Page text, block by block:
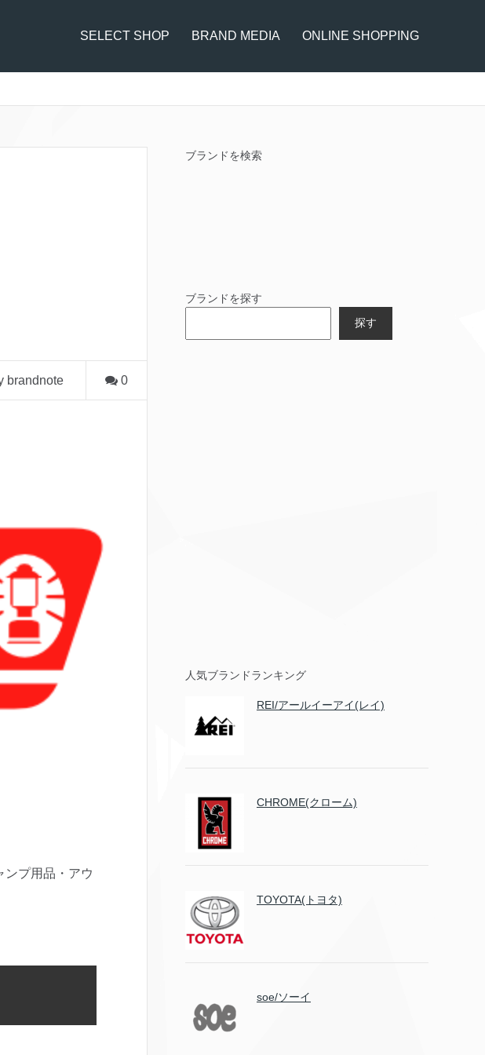
SELECT SHOP BRAND MEDIA ONLINE SHOPPING
brandnote 0
ンプ用品・アウ
ブランドを検索
ブランドを探す
探す
人気ブランドランキング
REI/アールイーアイ(レイ)
CHROME(クローム)
TOYOTA(トヨタ)
soe/ソーイ